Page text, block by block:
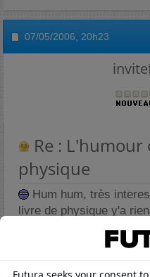
07/05/2006, 20h23
Re : L'humour
physique
Hum hum, très
livre de physique y'a
y'a dejà assez